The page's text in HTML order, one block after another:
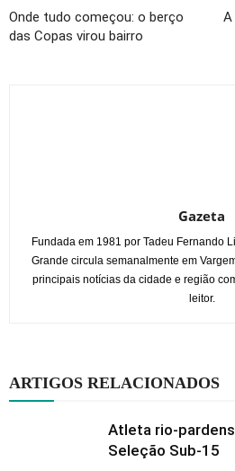
Onde tudo começou: o berço
das Copas virou bairro
A
Gazeta
Fundada em 1981 por Tadeu Fernando
Grande circula semanalmente em
principais notícias da cidade e região
leitor.
ARTIGOS RELACIONADOS
Atleta rio-
Seleção Sub-15